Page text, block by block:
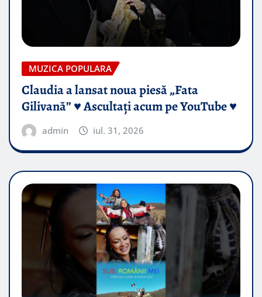
MUZICA POPULARA
Claudia a lansat noua piesă „Fata
Gilivană” ♥️ Ascultați acum pe YouTube ♥️
admin iul. 31, 2026